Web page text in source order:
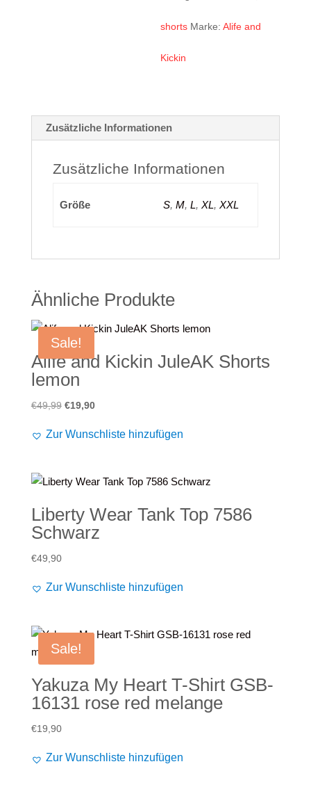
shorts Marke:Alife and
Kickin
Zusätzliche Informationen
Zusätzliche Informationen
Größe S, M, L, XL, XXL
Ähnliche Produkte
Sale!
Alife and Kickin JuleAK Shorts
lemon
€49,99 Ursprünglicher
war:
€19,90Aktueller
ist:
Zur Wunschliste hinzufügen
Liberty Wear Tank Top 7586
Schwarz
€49,90
Zur Wunschliste hinzufügen
Sale!
Yakuza My Heart T-Shirt GSB-
16131 rose red melange
€19,90
Zur Wunschliste hinzufügen